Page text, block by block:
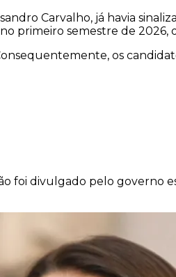
Carvalho, já havia
primeiro semestre de 2026,
os
foi divulgado pelo governo